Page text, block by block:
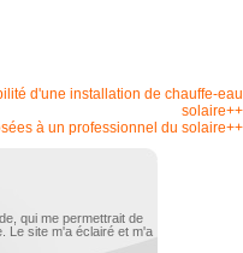
d'une installation de chauffe-eau
solaire++
à un professionnel du solaire++
qui me permettrait de
Le site m'a éclairé et m'a